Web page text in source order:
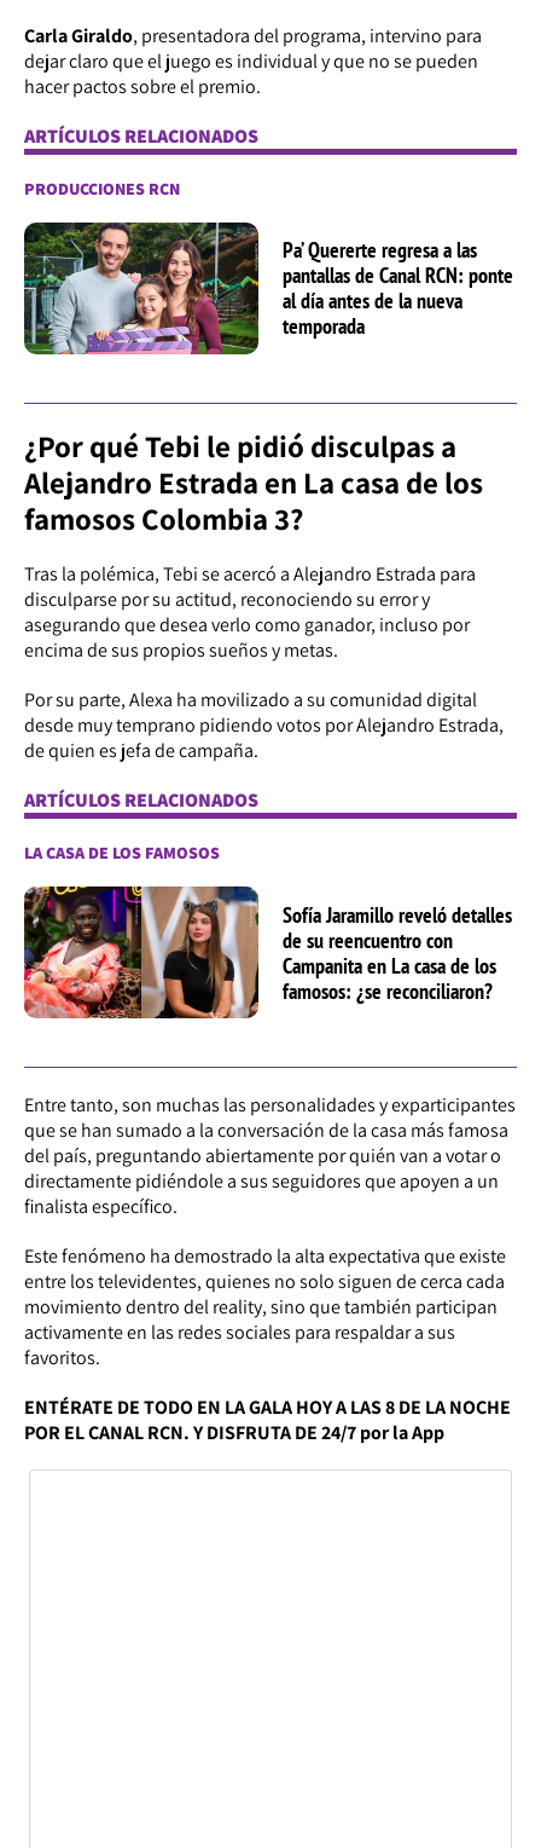
Carla Giraldo, presentadora del programa, intervino para
dejar claro que el juego es individual y que no se pueden
hacer pactos sobre el premio.
ARTÍCULOS RELACIONADOS
PRODUCCIONES RCN
Pa’ Quererte regresa a las
pantallas de Canal RCN: ponte
al día antes de la nueva
temporada
¿Por qué Tebi le pidió disculpas a
Alejandro Estrada en La casa de los
famosos Colombia 3?
Tras la polémica, Tebi se acercó a Alejandro Estrada para
disculparse por su actitud, reconociendo su error y
asegurando que desea verlo como ganador, incluso por
encima de sus propios sueños y metas.
Por su parte, Alexa ha movilizado a su comunidad digital
desde muy temprano pidiendo votos por Alejandro Estrada,
de quien es jefa de campaña.
ARTÍCULOS RELACIONADOS
LA CASA DE LOS FAMOSOS
Sofía Jaramillo reveló detalles
de su reencuentro con
Campanita en La casa de los
famosos: ¿se reconciliaron?
Entre tanto, son muchas las personalidades y exparticipantes
que se han sumado a la conversación de la casa más famosa
del país, preguntando abiertamente por quién van a votar o
directamente pidiéndole a sus seguidores que apoyen a un
finalista específico.
Este fenómeno ha demostrado la alta expectativa que existe
entre los televidentes, quienes no solo siguen de cerca cada
movimiento dentro del reality, sino que también participan
activamente en las redes sociales para respaldar a sus
favoritos.
ENTÉRATE DE TODO EN LA GALA HOY A LAS 8 DE LA NOCHE
POR EL CANAL RCN. Y DISFRUTA DE 24/7 por la App